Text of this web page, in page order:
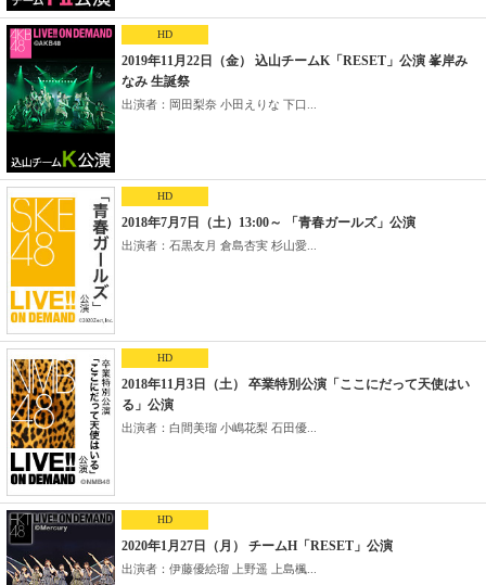
HD
2019年11月22日（金） 込山チームK「RESET」公演 峯岸み
なみ 生誕祭
出演者：岡田梨奈 小田えりな 下口...
HD
2018年7月7日（土）13:00～ 「青春ガールズ」公演
出演者：石黒友月 倉島杏実 杉山愛...
HD
2018年11月3日（土） 卒業特別公演「ここにだって天使はい
る」公演
出演者：白間美瑠 小嶋花梨 石田優...
HD
2020年1月27日（月） チームH「RESET」公演
出演者：伊藤優絵瑠 上野遥 上島楓...